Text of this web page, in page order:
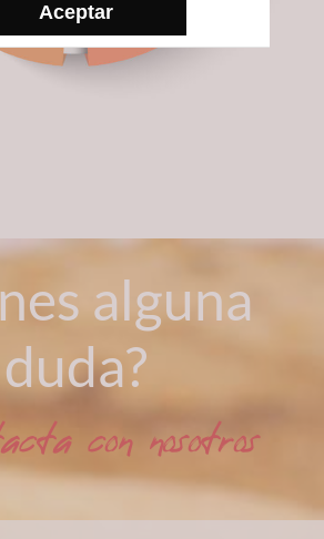
alguna
duda?
con nosotros
Aceptar